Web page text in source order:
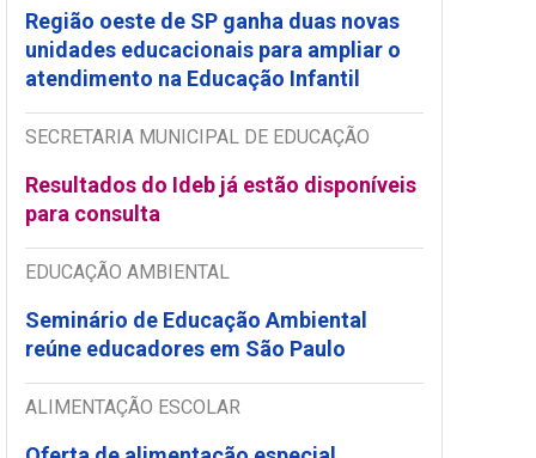
Região oeste de SP ganha duas novas
unidades educacionais para ampliar o
atendimento na Educação Infantil
SECRETARIA MUNICIPAL DE EDUCAÇÃO
Resultados do Ideb já estão disponíveis
para consulta
EDUCAÇÃO AMBIENTAL
Seminário de Educação Ambiental
reúne educadores em São Paulo
ALIMENTAÇÃO ESCOLAR